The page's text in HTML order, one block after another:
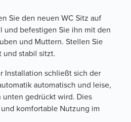
Sie den neuen WC Sitz auf
und befestigen Sie ihn mit den
und Muttern. Stellen Sie
und stabil sitzt.
Installation schließt sich der
automatisch und leise,
gedrückt wird. Dies
komfortable Nutzung im